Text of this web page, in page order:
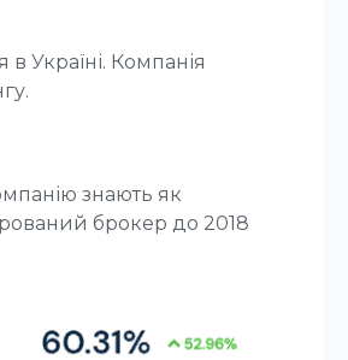
Україні. Компанія
знають як
брокер до 2018